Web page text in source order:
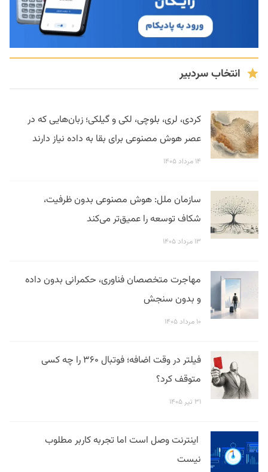
انتخاب سردبیر
کردی، لری، بلوچی، لکی و گیلکی؛ زبان‌هایی که در
عصر هوش مصنوعی برای بقا به داده نیاز دارند
۱۴ مرداد ۱۴۰۵
سازمان ملل: هوش مصنوعی بدون ظرفیت،
شکاف توسعه را عمیق‌تر می‌کند
۱۳ مرداد ۱۴۰۵
مهاجرت متخصصان فناوری، حکمرانی بدون داده
و بدون سنجش
۱۰ مرداد ۱۴۰۵
فیلتر در وقت اضافه؛ فوتبال ۳۶۰ را چه کسی
متوقف کرد؟
۳۱ تیر ۱۴۰۵
اینترنت وصل است اما تجربه کاربر مطلوب
نیست